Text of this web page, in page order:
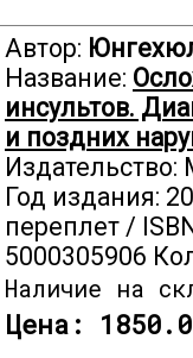
Автор:
Название:
инсультов.
и поздних
Год издания:
переплет /
5000305906
Наличие на
Цена: